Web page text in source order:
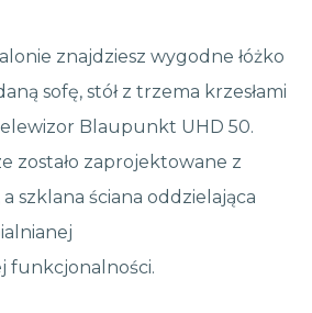
znajdziesz wygodne łóżko
sofę, stół z trzema krzesłami
Blaupunkt UHD 50.
zostało zaprojektowane z
szklana ściana oddzielająca
funkcjonalności.